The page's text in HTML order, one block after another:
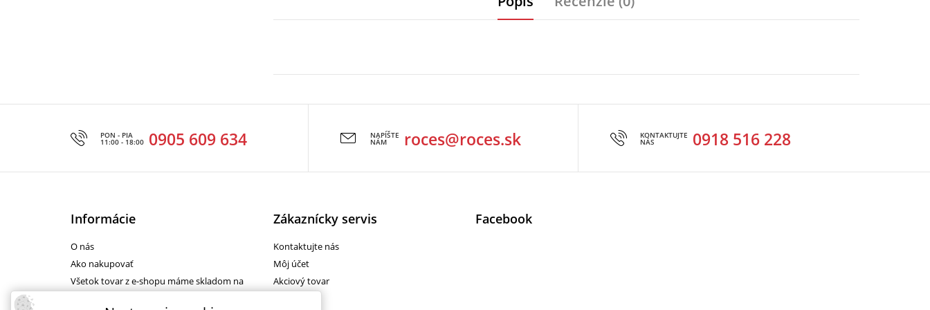
PON - PIA
11:00 - 18:00 0905 609 634 NAPÍŠTE
NÁM roces@roces.sk KONTAKTUJTE
NÁS 0918 516 228
Informácie
O nás
Ako nakupovať
Všetok tovar z e-shopu máme skladom na
Zákaznícky servis
Kontaktujte nás
Môj účet
Akciový tovar
Facebook